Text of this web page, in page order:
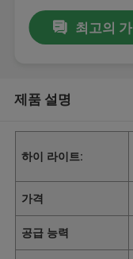
최고의
제품 설명
하이 라이트:
가격
공급 능력